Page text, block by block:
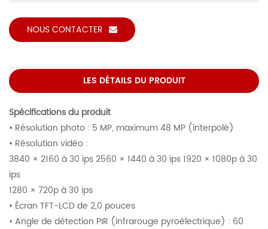
NOUS CONTACTER
LES DÉTAILS DU PRODUIT
Spécifications du produit
• Résolution photo : 5 MP, maximum 48 MP (interpolé)
• Résolution vidéo :
3840 × 2160 à 30 ips 2560 × 1440 à 30 ips 1920 × 1080p à 30
ips
1280 × 720p à 30 ips
• Écran TFT-LCD de 2,0 pouces
• Angle de détection PIR (infrarouge pyroélectrique) : 60